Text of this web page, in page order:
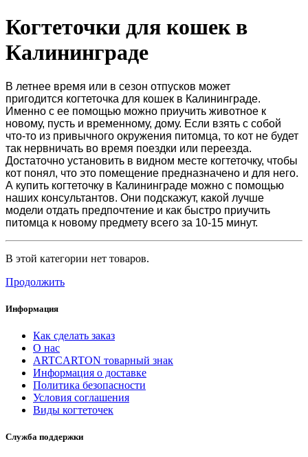
Когтеточки для кошек в
Калининграде
В летнее время или в сезон отпусков может
пригодится когтеточка для кошек в Калининграде.
Именно с ее помощью можно приучить животное к
новому, пусть и временному, дому. Если взять с собой
что-то из привычного окружения питомца, то кот не будет
так нервничать во время поездки или переезда.
Достаточно установить в видном месте когтеточку, чтобы
кот понял, что это помещение предназначено и для него.
А купить когтеточку в Калининграде можно с помощью
наших консультантов. Они подскажут, какой лучше
модели отдать предпочтение и как быстро приучить
питомца к новому предмету всего за 10-15 минут.
В этой категории нет товаров.
Продолжить
Информация
Как сделать заказ
О нас
ARTCARTON товарный знак
Информация о доставке
Политика безопасности
Условия соглашения
Виды когтеточек
Служба поддержки